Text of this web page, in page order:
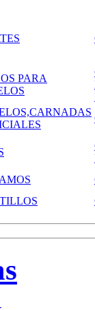
PARA